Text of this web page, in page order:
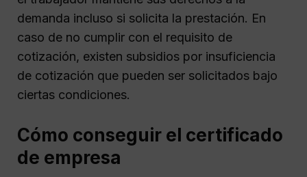
demanda incluso si solicita la prestación. En
caso de no cumplir con el requisito de
cotización, existen subsidios por insuficiencia
de cotización que pueden ser solicitados bajo
ciertas condiciones.
Cómo conseguir el certificado
de empresa